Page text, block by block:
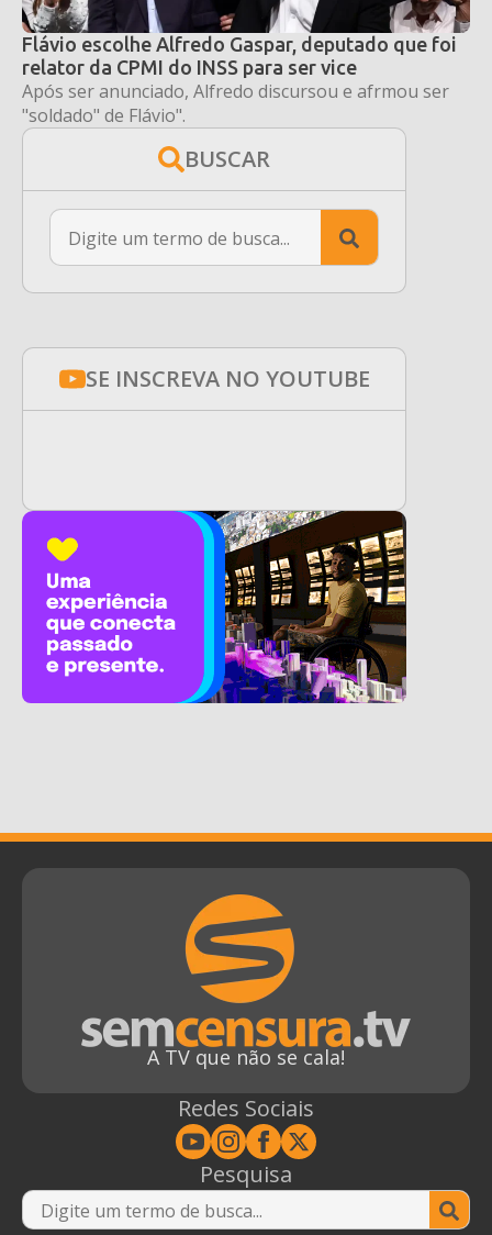
Flávio escolhe Alfredo Gaspar, deputado que foi
relator da CPMI do INSS para ser vice
Após ser anunciado, Alfredo discursou e afrmou ser
"soldado" de Flávio".
BUSCAR
Search
for:
SE INSCREVA NO YOUTUBE
A TV que não se cala!
Redes Sociais
Pesquisa